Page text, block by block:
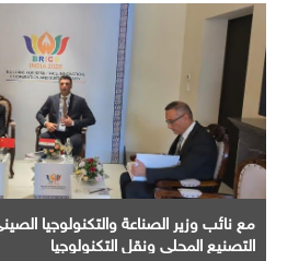
مع نائب وزير الصناعة والتكنولوجيا
التصنيع المحلي ونقل التكنولوجيا